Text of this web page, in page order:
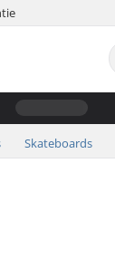
Skateboards